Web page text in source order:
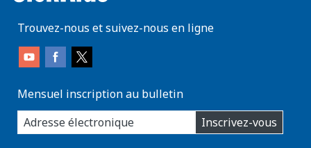
Trouvez-nous et suivez-nous en ligne
Mensuel inscription au bulletin
enter
you
email
Inscrivez-vous